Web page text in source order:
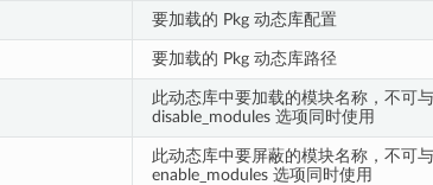
要加载的 Pkg 动态库配置
要加载的 Pkg 动态库路径
此动态库中要加载的模块名称，不可与
disable_modules 选项同时使用
此动态库中要屏蔽的模块名称，不可与
enable_modules 选项同时使用